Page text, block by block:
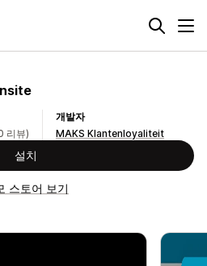
리뷰)
개발자
MAKS Klantenloyaliteit
설치
스토어 보기